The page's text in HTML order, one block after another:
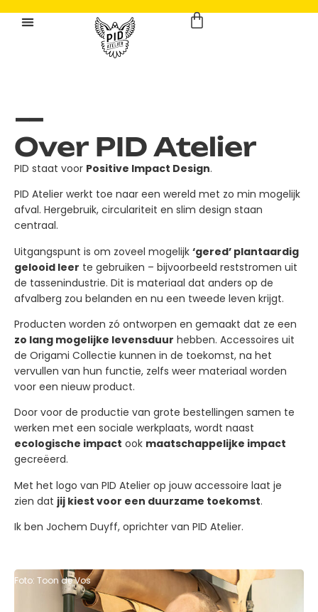
—
Over PID Atelier
PID staat voor Positive Impact Design.
PID Atelier werkt toe naar een wereld met zo min mogelijk
afval. Hergebruik, circulariteit en slim design staan
centraal.
Uitgangspunt is om zoveel mogelijk ‘gered’ plantaardig
gelooid leer te gebruiken – bijvoorbeeld reststromen uit
de tassenindustrie. Dit is materiaal dat anders op de
afvalberg zou belanden en nu een tweede leven krijgt.
Producten worden zó ontworpen en gemaakt dat ze een
zo lang mogelijke levensduur hebben. Accessoires uit
de Origami Collectie kunnen in de toekomst, na het
vervullen van hun functie, zelfs weer materiaal worden
voor een nieuw product.
Door voor de productie van grote bestellingen samen te
werken met een sociale werkplaats, wordt naast
ecologische impact ook maatschappelijke impact
gecreëerd.
Met het logo van PID Atelier op jouw accessoire laat je
zien dat jij kiest voor een duurzame toekomst.
Ik ben Jochem Duyff, oprichter van PID Atelier.
Foto: Toon de Vos